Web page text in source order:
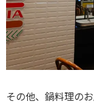
その他、鍋料理の